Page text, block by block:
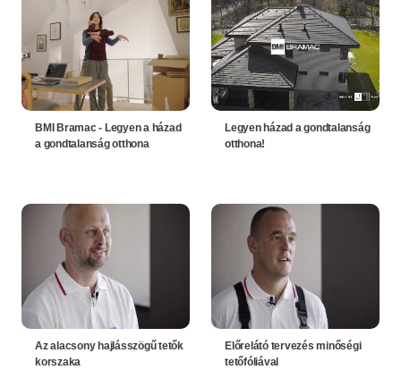
BMI Bramac - Legyen a házad
a gondtalanság otthona
Legyen házad a gondtalanság
otthona!
Az alacsony hajlásszögű tetők
korszaka
Előrelátó tervezés minőségi
tetőfóliával